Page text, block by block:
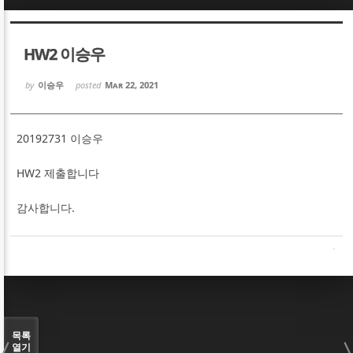
HW2 이승우
by 이승우 posted Mar 22, 2021
20192731 이승우
HW2 제출합니다
감사합니다.
목록
열기
Sketchbook5, 스케치북5
Sketchbook5, 스케치북5
Sketchbook5, 스케치북5
Sketchbook5, 스케치북5